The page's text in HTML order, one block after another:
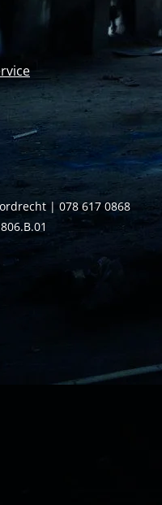
| 078 617 0868